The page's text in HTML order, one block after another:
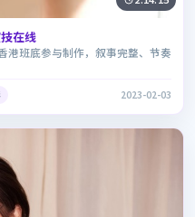
在线
港班底参与制作，叙事完整、节奏
2023-02-03